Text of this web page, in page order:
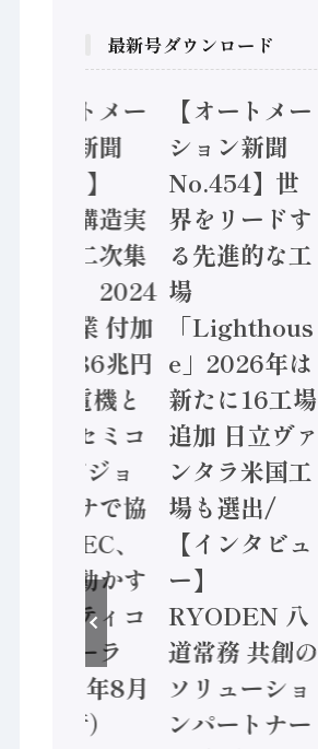
最新号ダウンロード
【オートメー
ション新聞
No.455】
「経済構造実
態調査二次集
計結果」2024
年製造業 付加
価値額86兆円
/ 三菱電機と
ソニーセミコ
ン AIビジョ
ンセンサで協
業 / IDEC、
安全に動かす
セーフティコ
ントローラ
（2026年8月
5日発行）
【オートメー
ション新聞
No.454】世
界をリードす
る先進的な工
場
「Lighthous
e」2026年は
新たに16工場
追加 日立ヴァ
ンタラ米国工
場も選出/
【インタビュ
ー】
RYODEN 八
道常務 共創の
ソリューショ
ンパートナー